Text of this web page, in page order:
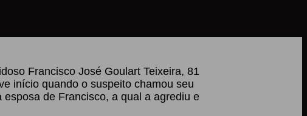
Francisco José Goulart Teixeira, 81
início quando o suspeito chamou seu
de Francisco, a qual a agrediu e